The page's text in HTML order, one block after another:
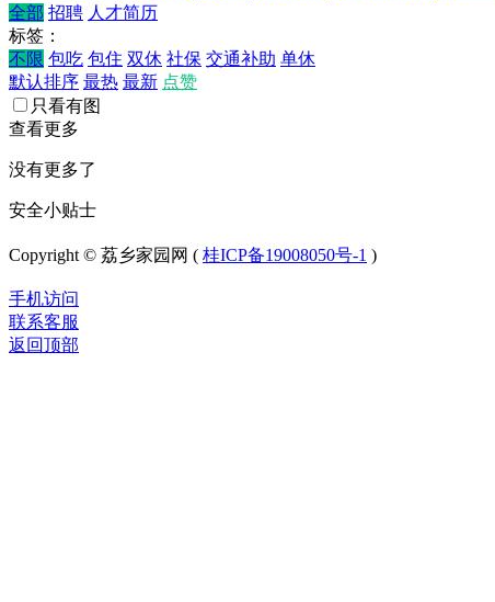
全部 招聘 人才简历
标签：
不限 包吃 包住 双休 社保 交通补助 单休
默认排序 最热 最新 点赞
只看有图
查看更多
没有更多了
安全小贴士
Copyright © 荔乡家园网 ( 桂ICP备19008050号-1 )
手机访问
联系客服
返回顶部